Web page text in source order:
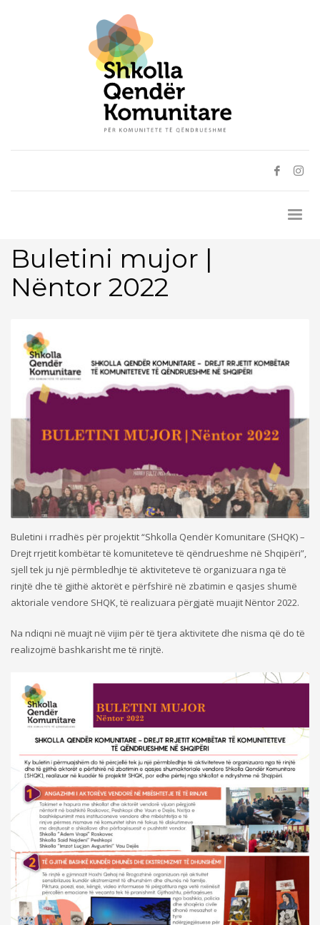
Buletini mujor |
Nëntor 2022
Buletini i rradhës për projektit “Shkolla Qendër Komunitare (SHQK) –
Drejt rrjetit kombëtar të komuniteteve të qëndrueshme në Shqipëri”,
sjell tek ju një përmbledhje të aktiviteteve të organizuara nga të
rinjtë dhe të gjithë aktorët e përfshirë në zbatimin e qasjes shumë
aktoriale vendore SHQK, të realizuara përgjatë muajit Nëntor 2022.
Na ndiqni në muajt në vijim për të tjera aktivitete dhe nisma që do të
realizojmë bashkarisht me të rinjtë.